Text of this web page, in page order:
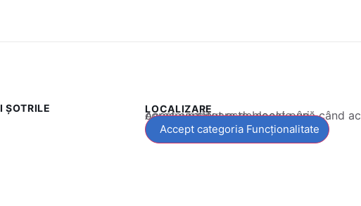
ȘOTRILE
LOCALIZARE
Acest conținut este blocat până când acceptați categoria corespunzătoare de cookie-uri.
Accept categoria Funcționalitate